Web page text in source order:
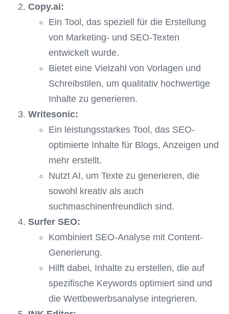
Copy.ai:
Ein Tool, das speziell für die Erstellung
von Marketing- und SEO-Texten
entwickelt wurde.
Bietet eine Vielzahl von Vorlagen und
Schreibstilen, um qualitativ hochwertige
Inhalte zu generieren.
Writesonic:
Ein leistungsstarkes Tool, das SEO-
optimierte Inhalte für Blogs, Anzeigen und
mehr erstellt.
Nutzt AI, um Texte zu generieren, die
sowohl kreativ als auch
suchmaschinenfreundlich sind.
Surfer SEO:
Kombiniert SEO-Analyse mit Content-
Generierung.
Hilft dabei, Inhalte zu erstellen, die auf
spezifische Keywords optimiert sind und
die Wettbewerbsanalyse integrieren.